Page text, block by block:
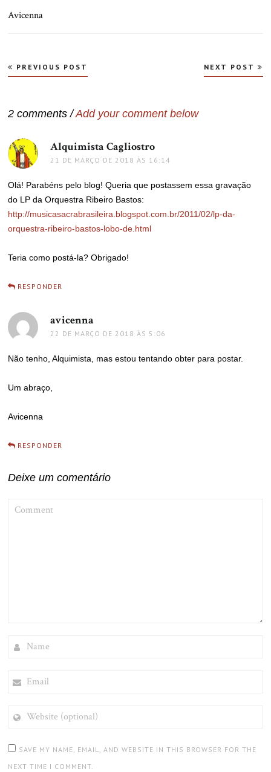
Avicenna
Navegação
de
PREVIOUS POST NEXT POST
2 comments /Add your comment below
Alquimista Cagliostro
21 DE MARÇO DE 2018 ÀS 16:14
Olá! Parabéns pelo blog! Queria que postassem essa gravação
do LP da Orquestra Ribeiro Bastos:
http://musicasacrabrasileira.blogspot.com.br/2011/02/lp-da-
orquestra-ribeiro-bastos-lobo-de.html
Teria como postá-la? Obrigado!
RESPONDER
avicenna
22 DE MARÇO DE 2018 ÀS 5:06
Não tenho, Alquimista, mas estou tentando obter para postar.
Um abraço,
Avicenna
RESPONDER
Deixe um comentário
(OPTIONAL)
SAVE MY NAME, EMAIL, AND WEBSITE IN THIS BROWSER FOR THE
NEXT TIME I COMMENT.